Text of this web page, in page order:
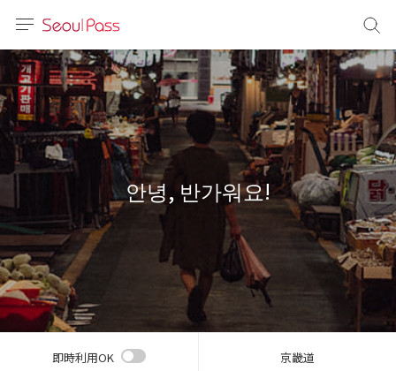
体)
文 (台灣)
안녕, 반가워요!
即時利用OK 京畿道